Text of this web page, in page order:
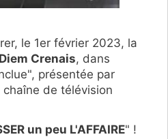
le 1er février 2023, la
Diem Crenais, dans
présentée par
chaîne de télévision
un peu L'AFFAIRE" !